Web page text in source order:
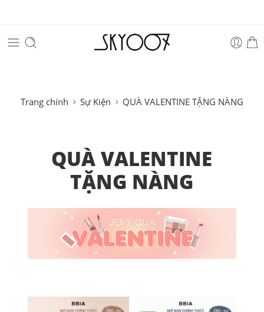
Trang chính Sự Kiện QUÀ VALENTINE TẶNG NÀNG
QUÀ VALENTINE
TẶNG NÀNG